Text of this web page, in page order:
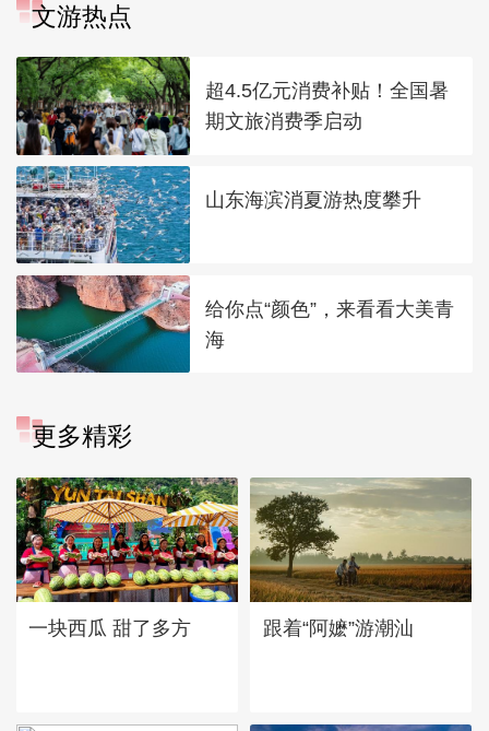
文游热点
超4.5亿元消费补贴！全国暑
期文旅消费季启动
山东海滨消夏游热度攀升
给你点“颜色”，来看看大美青
海
更多精彩
一块西瓜 甜了多方 跟着“阿嬷”游潮汕